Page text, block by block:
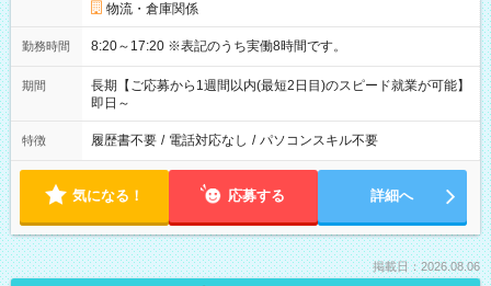
物流・倉庫関係
勤務時間 8:20～17:20 ※表記のうち実働8時間です。
期間
長期【ご応募から1週間以内(最短2日目)のスピード就業が可能】
即日～
特徴 履歴書不要 / 電話対応なし / パソコンスキル不要
気になる！ 応募する 詳細へ
掲載日：2026.08.06